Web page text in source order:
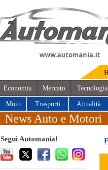
www.automania.it
Economia Mercato Tecnologia
Moto Trasporti Attualità
News Auto e Motori
Segui Automania!